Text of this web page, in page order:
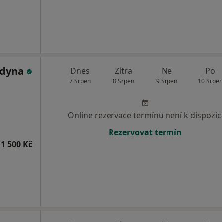
1 500 Kč
Dnes
7 Srpen
Zítra
8 Srpen
Ne
9 Srpen
Po
10
Online rezervace termínu není k
Rezervovat termín